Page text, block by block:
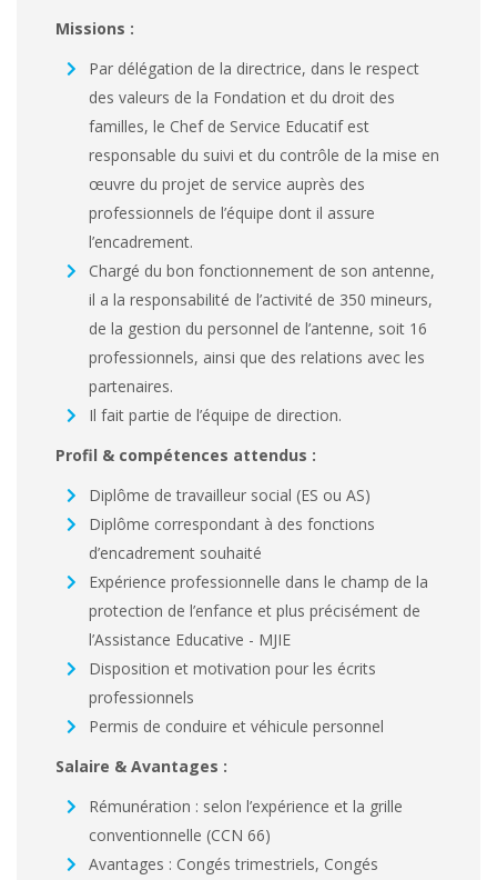
Missions :
Par délégation de la directrice, dans le respect
des valeurs de la Fondation et du droit des
familles, le Chef de Service Educatif est
responsable du suivi et du contrôle de la mise en
œuvre du projet de service auprès des
professionnels de l’équipe dont il assure
l’encadrement.
Chargé du bon fonctionnement de son antenne,
il a la responsabilité de l’activité de 350 mineurs,
de la gestion du personnel de l’antenne, soit 16
professionnels, ainsi que des relations avec les
partenaires.
Il fait partie de l’équipe de direction.
Profil & compétences attendus :
Diplôme de travailleur social (ES ou AS)
Diplôme correspondant à des fonctions
d’encadrement souhaité
Expérience professionnelle dans le champ de la
protection de l’enfance et plus précisément de
l’Assistance Educative - MJIE
Disposition et motivation pour les écrits
professionnels
Permis de conduire et véhicule personnel
Salaire & Avantages :
Rémunération : selon l’expérience et la grille
conventionnelle (CCN 66)
Avantages : Congés trimestriels, Congés